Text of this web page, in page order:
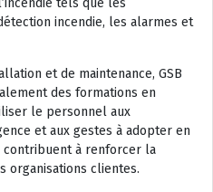
incendie, les alarmes et
et de maintenance, GSB
des formations en
le personnel aux
et aux gestes à adopter en
contribuent à renforcer la
organisations clientes.